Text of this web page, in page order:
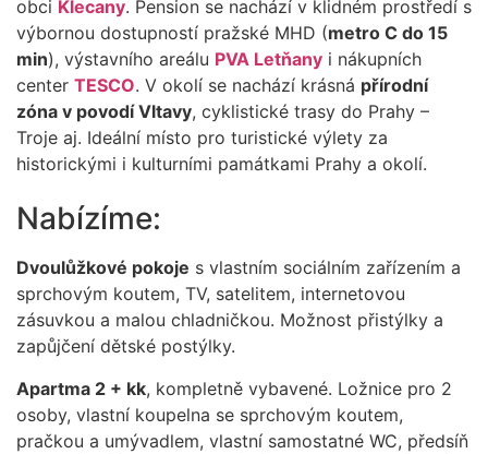
obci Klecany. Pension se nachází v klidném prostředí s
výbornou dostupností pražské MHD (metro C do 15
min), výstavního areálu PVA Letňany i nákupních
center TESCO. V okolí se nachází krásná přírodní
zóna v povodí Vltavy, cyklistické trasy do Prahy –
Troje aj. Ideální místo pro turistické výlety za
historickými i kulturními památkami Prahy a okolí.
Nabízíme:
Dvoulůžkové pokoje s vlastním sociálním zařízením a
sprchovým koutem, TV, satelitem, internetovou
zásuvkou a malou chladničkou. Možnost přistýlky a
zapůjčení dětské postýlky.
Apartma 2 + kk, kompletně vybavené. Ložnice pro 2
osoby, vlastní koupelna se sprchovým koutem,
pračkou a umývadlem, vlastní samostatné WC, předsíň